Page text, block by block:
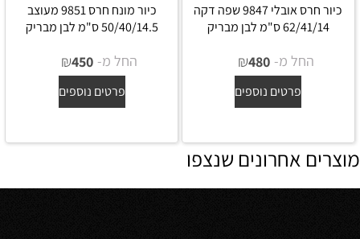
כיור חרס אובלי 9847 שפה דקה
62/41/14 ס"מ לבן מבריק
החל מ- ₪480
פרטים נוספים
כיור מונח חרס 9851 מעוצב
50/40/14.5 ס"מ לבן מבריק
החל מ- ₪450
פרטים נוספים
מוצרים אחרונים שנצפו